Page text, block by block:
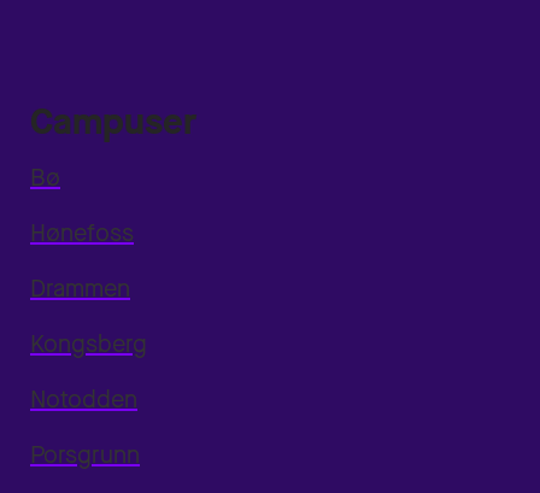
Campuser
Bø
Hønefoss
Drammen
Kongsberg
Notodden
Porsgrunn